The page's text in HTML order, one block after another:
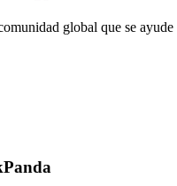
global que se